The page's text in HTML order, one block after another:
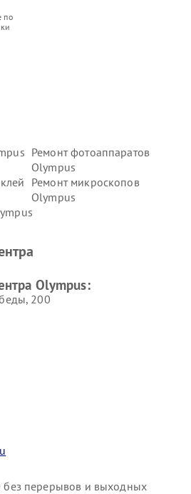
по
Ремонт фотоаппаратов
Olympus
Ремонт микроскопов
Olympus
Olympus:
200
перерывов и выходных